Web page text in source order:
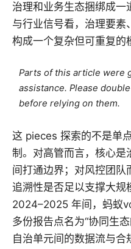
治理和业务生态捆绑成
与行业信号看，治理要素
构成一个复杂但可重复的
Parts of this article were
assistance. Please
before relying on them.
这 pieces 探索的不是单
制。对高管而言，核心是
间打通边界；对风控团
追溯性是否足以支撑大规
2024–2025 年间，蚂蚁
多份报告点名为“协同生
自治单元间的数据流与